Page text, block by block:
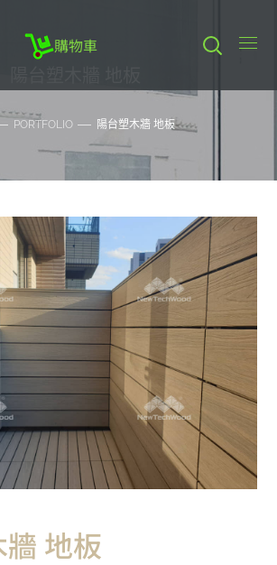
購物車
PORTFOLIO 陽台塑木牆 地板
牆 地板